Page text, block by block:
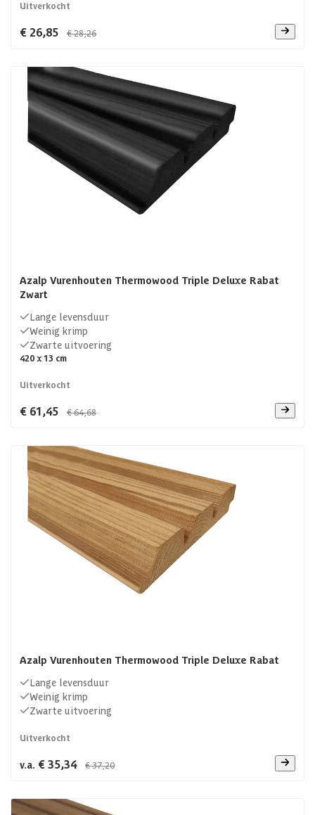
Uitverkocht
€ 26,85 € 28,26
Azalp Vurenhouten Thermowood Triple Deluxe Rabat
Zwart
Lange levensduur
Weinig krimp
Zwarte uitvoering
420 x 13 cm
Uitverkocht
€ 61,45 € 64,68
Azalp Vurenhouten Thermowood Triple Deluxe Rabat
Lange levensduur
Weinig krimp
Zwarte uitvoering
Uitverkocht
v.a. € 35,34 € 37,20